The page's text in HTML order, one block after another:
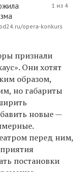
opera-konkurs
1 из 4
признали
Они хотят
образом,
но габариты
новые —
перед ним,
постановки